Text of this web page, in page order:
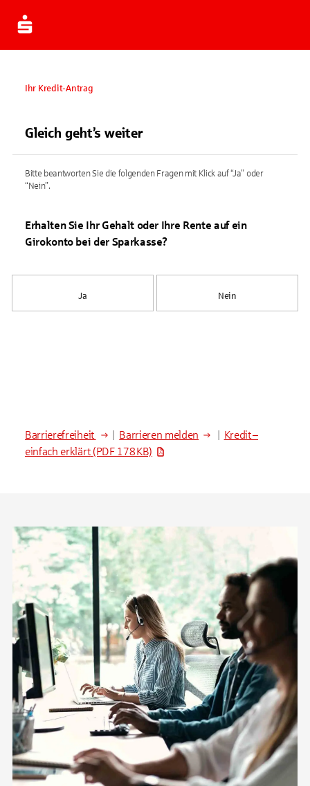
Ihr Kredit-Antrag
Gleich geht’s weiter
Bitte beantworten Sie die folgenden Fragen mit Klick auf “Ja” oder
“Nein”.
Erhalten Sie Ihr Gehalt oder Ihre Rente auf ein
Girokonto bei der Sparkasse?
Ja Nein
Barrierefreiheit Barrieren melden
Kredit –
einfach erklärt (PDF 178 KB)